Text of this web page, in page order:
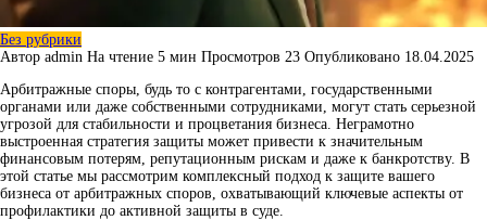
Без рубрики
Автор admin На чтение 5 мин Просмотров 23 Опубликовано 18.04.2025
Арбитражные споры, будь то с контрагентами, государственными
органами или даже собственными сотрудниками, могут стать серьезной
угрозой для стабильности и процветания бизнеса. Неграмотно
выстроенная стратегия защиты может привести к значительным
финансовым потерям, репутационным рискам и даже к банкротству. В
этой статье мы рассмотрим комплексный подход к защите вашего
бизнеса от арбитражных споров, охватывающий ключевые аспекты от
профилактики до активной защиты в суде.